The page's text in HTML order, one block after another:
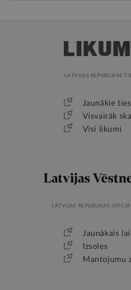
LATVIJAS REPUBLIKAS
Jaunākie
Visvairāk
Visi likumi
LATVIJAS REPUBLIKAS
Jaunākais
Izsoles
Mantojumu